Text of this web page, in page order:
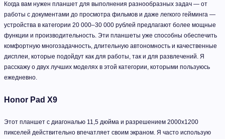
Когда вам нужен планшет для выполнения разнообразных задач — от
работы с документами до просмотра фильмов и даже легкого гейминга —
устройства в категории 20 000–30 000 рублей предлагают более мощные
функции и производительность. Эти планшеты уже способны обеспечить
комфортную многозадачность, длительную автономность и качественные
дисплеи, которые подойдут как для работы, так и для развлечений. Я
расскажу о двух лучших моделях в этой категории, которыми пользуюсь
ежедневно.
Honor Pad X9
Этот планшет с диагональю 11,5 дюйма и разрешением 2000x1200
пикселей действительно впечатляет своим экраном. Я часто использую